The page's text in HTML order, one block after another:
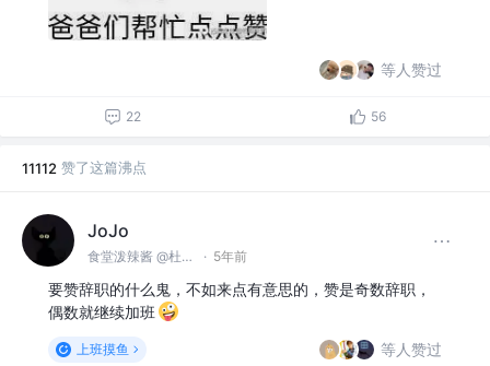
等人赞过
22 56
11112 赞了这篇沸点
JoJo
食堂泼辣酱 @杜王町 · 5年前
要赞辞职的什么鬼，不如来点有意思的，赞是奇数辞职，
偶数就继续加班
上班摸鱼 等人赞过